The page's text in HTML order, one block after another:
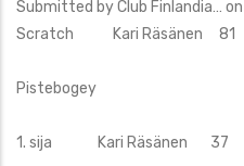
Submitted byClub Finlandia…
Scratch Kari Räsänen 81
Pistebogey
1. sija Kari Räsänen 37